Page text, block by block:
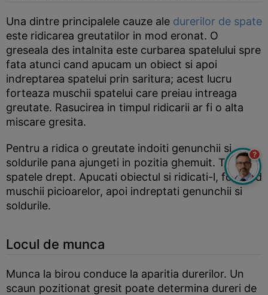
Una dintre principalele cauze ale durerilor de spate
este ridicarea greutatilor in mod eronat. O
greseala des intalnita este curbarea spatelului spre
fata atunci cand apucam un obiect si apoi
indreptarea spatelui prin saritura; acest lucru
forteaza muschii spatelui care preiau intreaga
greutate. Rasucirea in timpul ridicarii ar fi o alta
miscare gresita.
Pentru a ridica o greutate indoiti genunchii si
soldurile pana ajungeti in pozitia ghemuit. Tineti
spatele drept. Apucati obiectul si ridicati-l, folosind
muschii picioarelor, apoi indreptati genunchii si
soldurile.
Locul de munca
Munca la birou conduce la aparitia durerilor. Un
scaun pozitionat gresit poate determina dureri de
?